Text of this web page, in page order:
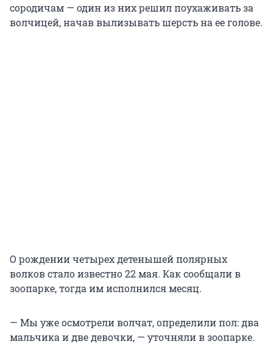
сородичам — один из них решил поухаживать за
волчицей, начав вылизывать шерсть на ее голове.
О рождении четырех детенышей полярных
волков стало известно 22 мая. Как сообщали в
зоопарке, тогда им исполнился месяц.
— Мы уже осмотрели волчат, определили пол: два
мальчика и две девочки, — уточняли в зоопарке.